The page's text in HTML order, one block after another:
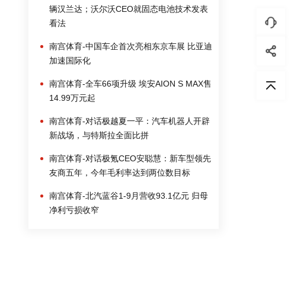
辆汉兰达；沃尔沃CEO就固态电池技术发表
看法
南宫体育-中国车企首次亮相东京车展 比亚迪
加速国际化
南宫体育-全车66项升级 埃安AION S MAX售
14.99万元起
南宫体育-对话极越夏一平：汽车机器人开辟
新战场，与特斯拉全面比拼
南宫体育-对话极氪CEO安聪慧：新车型领先
友商五年，今年毛利率达到两位数目标
南宫体育-北汽蓝谷1-9月营收93.1亿元 归母
净利亏损收窄